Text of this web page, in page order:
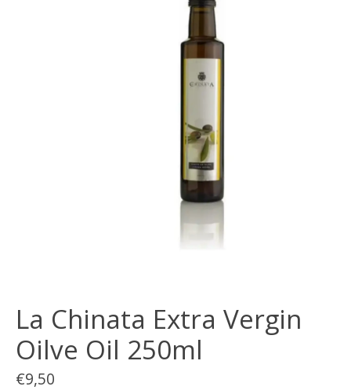
La Chinata Extra Vergin
Oilve Oil 250ml
€9,50